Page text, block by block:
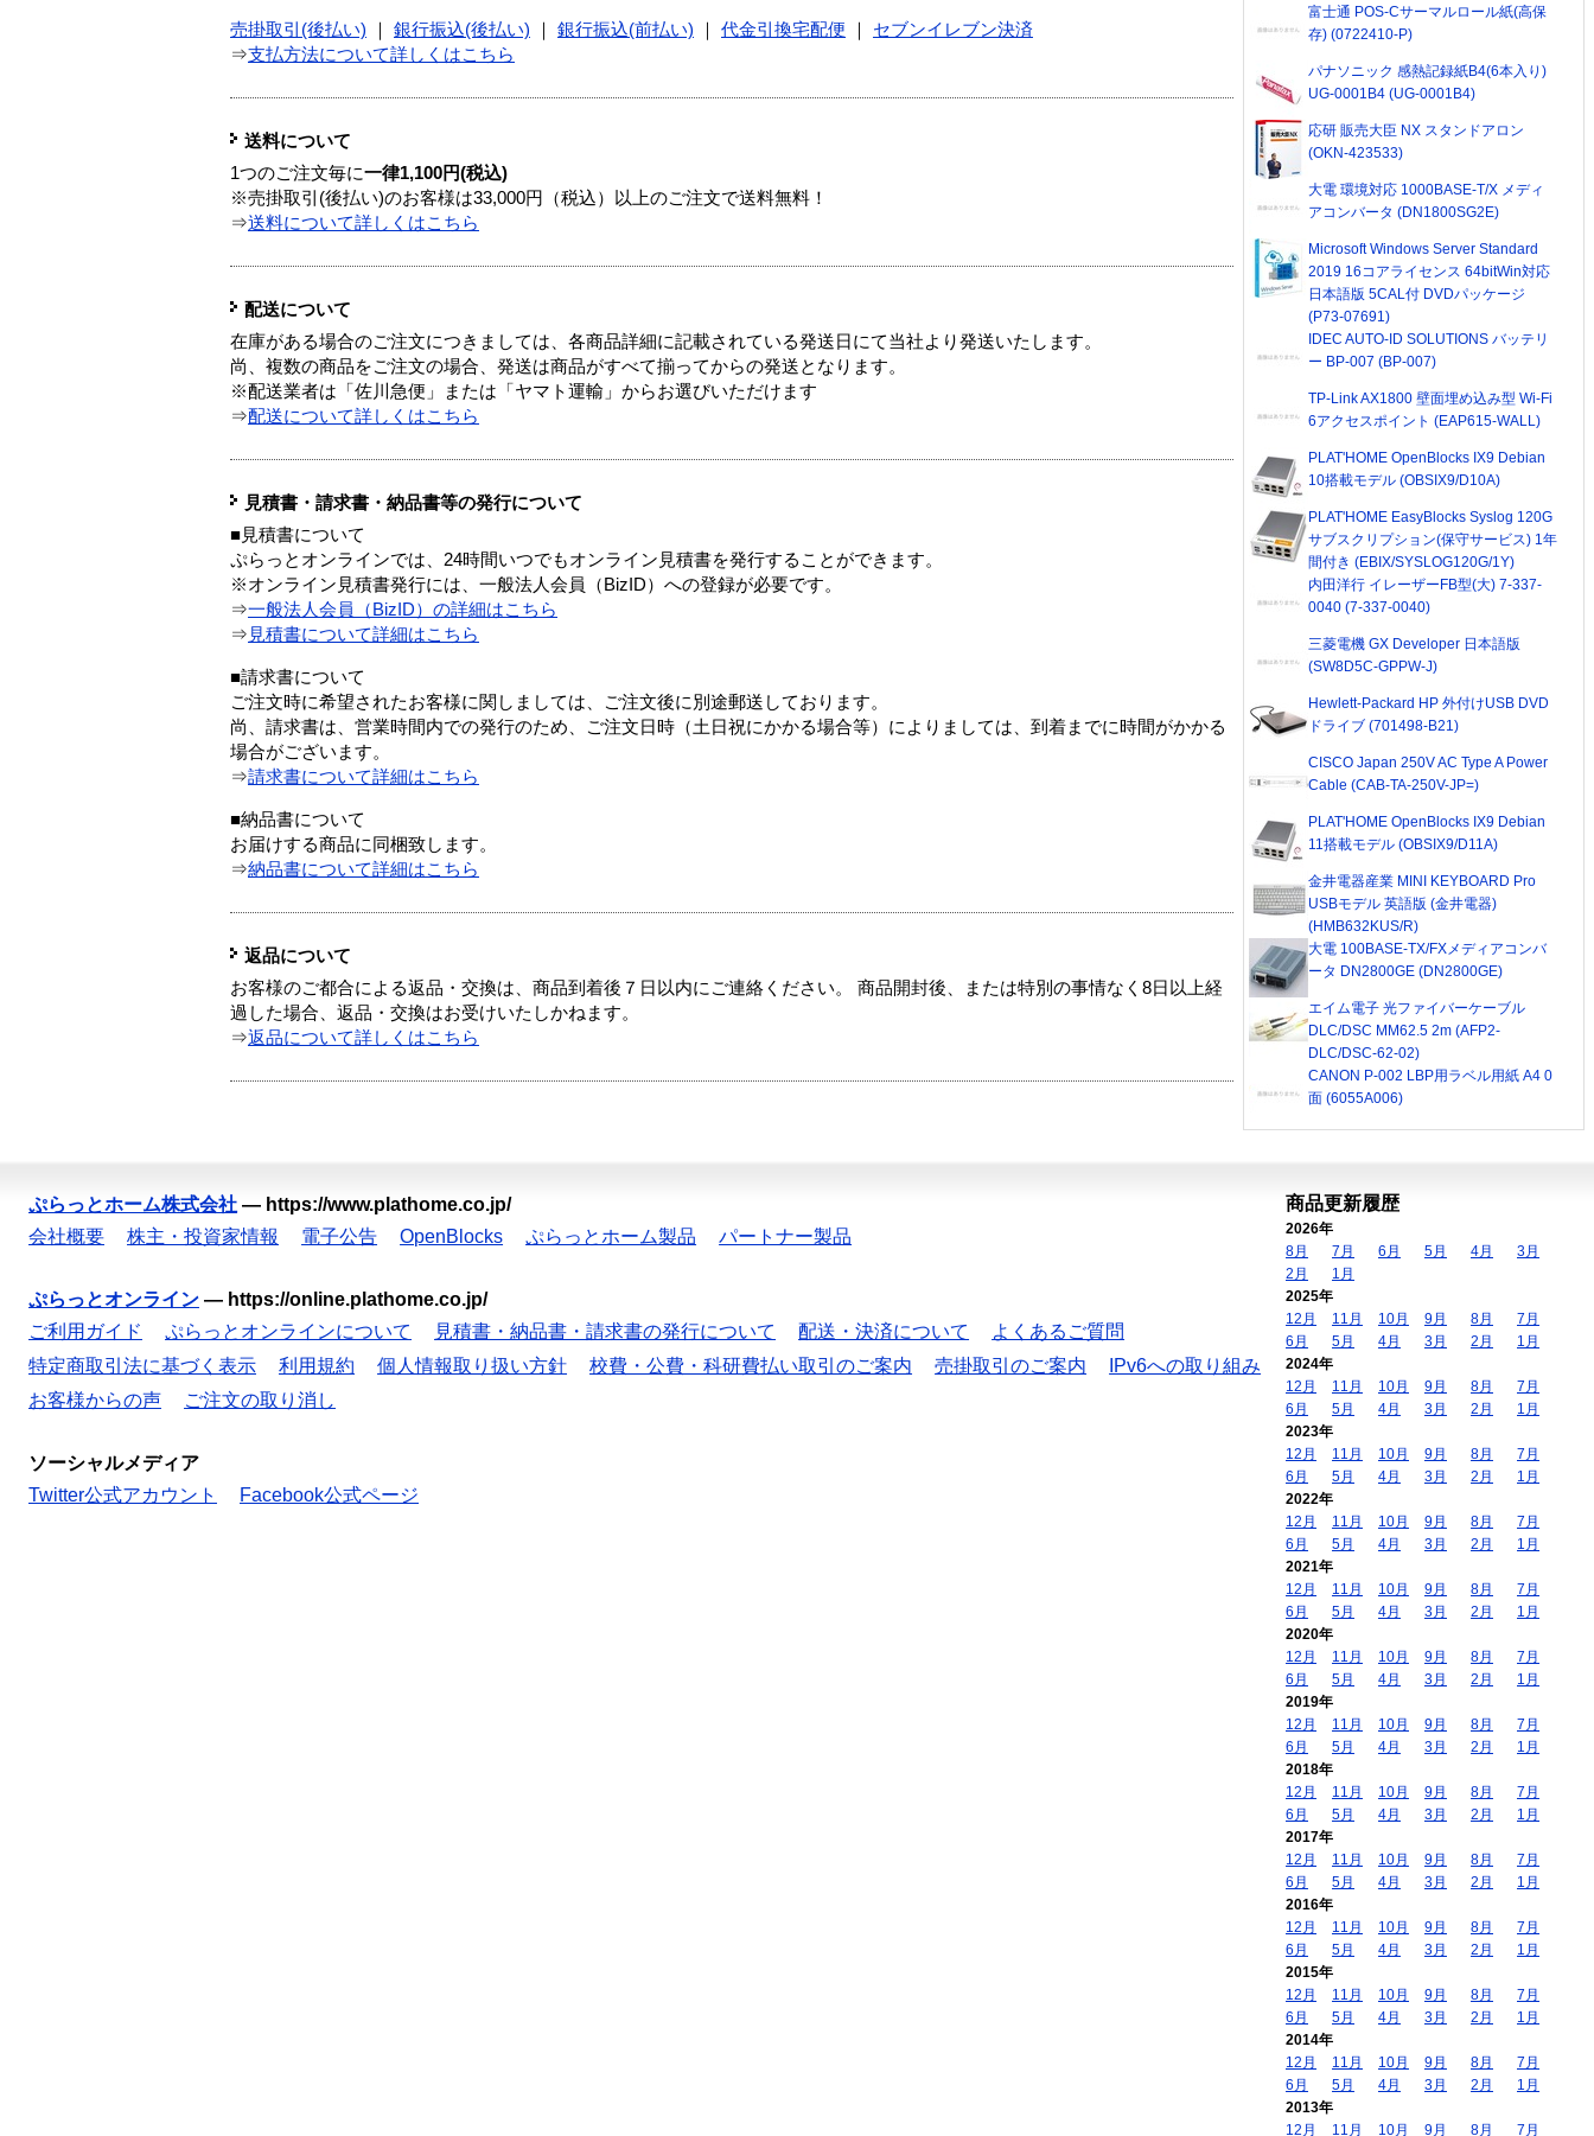
売掛取引(後払い) 銀行振込(後払い) 銀行振込(前払い) 代金引換宅配便
セブンイレブン決済
⇒支払方法について詳しくはこちら
送料について
1つのご注文毎に一律1,100円(税込)
※売掛取引(後払い)のお客様は33,000円（税込）以上のご注文で送料無料！
⇒送料について詳しくはこちら
配送について
在庫がある場合のご注文につきましては、各商品詳細に記載されている発送日にて当社より発送いたします。
尚、複数の商品をご注文の場合、発送は商品がすべて揃ってからの発送となります。
※配送業者は「佐川急便」または「ヤマト運輸」からお選びいただけます
⇒配送について詳しくはこちら
見積書・請求書・納品書等の発行について
■見積書について
ぷらっとオンラインでは、24時間いつでもオンライン見積書を発行することができます。
※オンライン見積書発行には、一般法人会員（BizID）への登録が必要です。
⇒一般法人会員（BizID）の詳細はこちら
⇒ 見積書について詳細はこちら
■請求書について
ご注文時に希望されたお客様に関しましては、ご注文後に別途郵送しております。
尚、請求書は、営業時間内での発行のため、ご注文日時（土日祝にかかる場合等）によりましては、到着までに時間がかかる
場合がございます。
⇒請求書について詳細はこちら
■納品書について
お届けする商品に同梱致します。
⇒納品書について詳細はこちら
返品について
お客様のご都合による返品・交換は、商品到着後７日以内にご連絡ください。 商品開封後、または特別の事情なく8日以上経
過した場合、返品・交換はお受けいたしかねます。
⇒返品について詳しくはこちら
富士通 POS-Cサーマルロール紙(高保
存) (0722410-P)
パナソニック 感熱記録紙B4(6本入り)
UG-0001B4 (UG-0001B4)
応研 販売大臣 NX スタンドアロン
(OKN-423533)
大電 環境対応 1000BASE-T/X メディ
アコンバータ (DN1800SG2E)
Microsoft Windows Server Standard
2019 16コアライセンス 64bitWin対応
日本語版 5CAL付 DVDパッケージ
(P73-07691)
IDEC AUTO-ID SOLUTIONS バッテリ
ー BP-007 (BP-007)
TP-Link AX1800 壁面埋め込み型 Wi-Fi
6アクセスポイント (EAP615-WALL)
PLAT'HOME OpenBlocks IX9 Debian
10搭載モデル (OBSIX9/D10A)
PLAT'HOME EasyBlocks Syslog 120G
サブスクリプション(保守サービス) 1年
間付き (EBIX/SYSLOG120G/1Y)
内田洋行 イレーザーFB型(大) 7-337-
0040 (7-337-0040)
三菱電機 GX Developer 日本語版
(SW8D5C-GPPW-J)
Hewlett-Packard HP 外付けUSB DVD
ドライブ (701498-B21)
CISCO Japan 250V AC Type A Power
Cable (CAB-TA-250V-JP=)
PLAT'HOME OpenBlocks IX9 Debian
11搭載モデル (OBSIX9/D11A)
金井電器産業 MINI KEYBOARD Pro
USBモデル 英語版 (金井電器)
(HMB632KUS/R)
大電 100BASE-TX/FXメディアコンバ
ータ DN2800GE (DN2800GE)
エイム電子 光ファイバーケーブル
DLC/DSC MM62.5 2m (AFP2-
DLC/DSC-62-02)
CANON P-002 LBP用ラベル用紙 A4 0
面 (6055A006)
ぷらっとホーム株式会社 — https://www.plathome.co.jp/
会社概要
株主・投資家情報 電子公告 OpenBlocks ぷらっとホーム製品 パートナー製品
ぷらっとオンライン — https://online.plathome.co.jp/
ご利用ガイド
ぷらっとオンラインについて 見積書・納品書・請求書の発行について 配送・決済について
よくあるご質問
特定商取引法に基づく表示
利用規約 個人情報取り扱い方針 校費・公費・科研費払い取引のご案内 売掛取引のご案内
IPv6への取り組み
お客様からの声
ご注文の取り消し
ソーシャルメディア
Twitter公式アカウント
Facebook公式ページ
商品更新履歴
2026年
8月
7月 6月 5月 4月
3月
2月
1月
2025年
12月
11月 10月 9月 8月
7月
6月
5月 4月 3月 2月
1月
2024年
12月
11月 10月 9月 8月
7月
6月
5月 4月 3月 2月
1月
2023年
12月
11月 10月 9月 8月
7月
6月
5月 4月 3月 2月
1月
2022年
12月
11月 10月 9月 8月
7月
6月
5月 4月 3月 2月
1月
2021年
12月
11月 10月 9月 8月
7月
6月
5月 4月 3月 2月
1月
2020年
12月
11月 10月 9月 8月
7月
6月
5月 4月 3月 2月
1月
2019年
12月
11月 10月 9月 8月
7月
6月
5月 4月 3月 2月
1月
2018年
12月
11月 10月 9月 8月
7月
6月
5月 4月 3月 2月
1月
2017年
12月
11月 10月 9月 8月
7月
6月
5月 4月 3月 2月
1月
2016年
12月
11月 10月 9月 8月
7月
6月
5月 4月 3月 2月
1月
2015年
12月
11月 10月 9月 8月
7月
6月
5月 4月 3月 2月
1月
2014年
12月
11月 10月 9月 8月
7月
6月
5月 4月 3月 2月
1月
2013年
12月
11月 10月 9月 8月 7月